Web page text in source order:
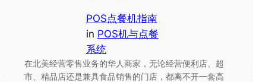
POS点餐机指南
in POS机与点餐
系统
在北美经营零售业务的华人商家，无论经营便利店、超
市、精品店还是兼具食品销售的门店，都离不开一套高